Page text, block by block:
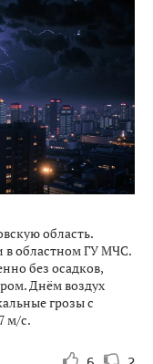
область.
в областном ГУ МЧС.
без осадков,
Днём воздух
грозы с
м/с.